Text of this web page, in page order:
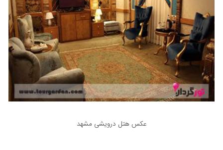
عکس هتل درویشی مشهد